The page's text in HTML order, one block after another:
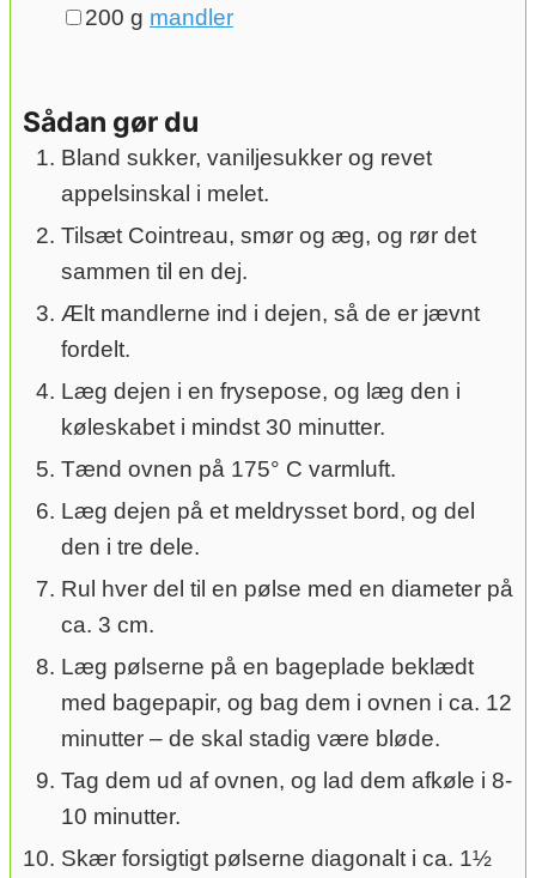
▢
200 g mandler
Sådan gør du
Bland sukker, vaniljesukker og revet
appelsinskal i melet.
Tilsæt Cointreau, smør og æg, og rør det
sammen til en dej.
Ælt mandlerne ind i dejen, så de er jævnt
fordelt.
Læg dejen i en frysepose, og læg den i
køleskabet i mindst 30 minutter.
Tænd ovnen på 175° C varmluft.
Læg dejen på et meldrysset bord, og del
den i tre dele.
Rul hver del til en pølse med en diameter på
ca. 3 cm.
Læg pølserne på en bageplade beklædt
med bagepapir, og bag dem i ovnen i ca. 12
minutter – de skal stadig være bløde.
Tag dem ud af ovnen, og lad dem afkøle i 8-
10 minutter.
Skær forsigtigt pølserne diagonalt i ca. 1½